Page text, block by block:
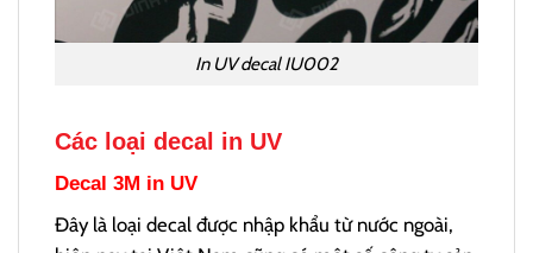
In UV decal IU002
Các loại decal in UV
Decal 3M in UV
Đây là loại decal được nhập khẩu từ nước ngoài,